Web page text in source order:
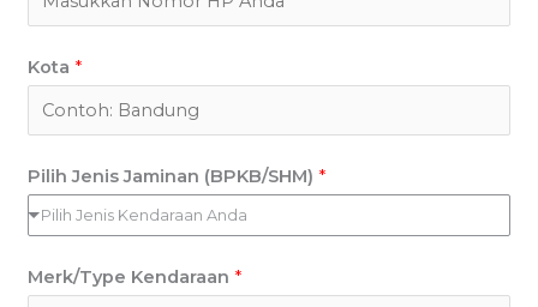
Kota *
Pilih Jenis Jaminan (BPKB/SHM) *
Pilih Jenis Kendaraan Anda
Merk/Type Kendaraan *